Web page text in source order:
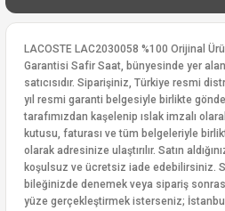
LACOSTE LAC2030058 %100 Orijinal
Garantisi Safir Saat, bünyesinde yer
satıcısıdır. Siparişiniz, Türkiye resmi
yıl resmi garanti belgesiyle birlikte
tarafımızdan kaşelenip ıslak imzalı
kutusu, faturası ve tüm belgeleriyle
olarak adresinize ulaştırılır. Satın
koşulsuz ve ücretsiz iade edebilirsiniz.
bileğinizde denemek veya sipariş
yüze gerçekleştirmek isterseniz;